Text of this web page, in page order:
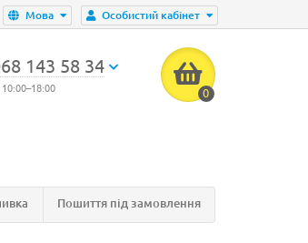
Особистий кабінет
Мова
143 58 34
0
Пошиття під замовлення